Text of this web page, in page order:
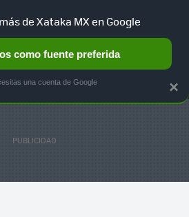
HOME AUTO TERRITORIO
×
de Xataka MX en Google
como fuente preferida
una cuenta de Google